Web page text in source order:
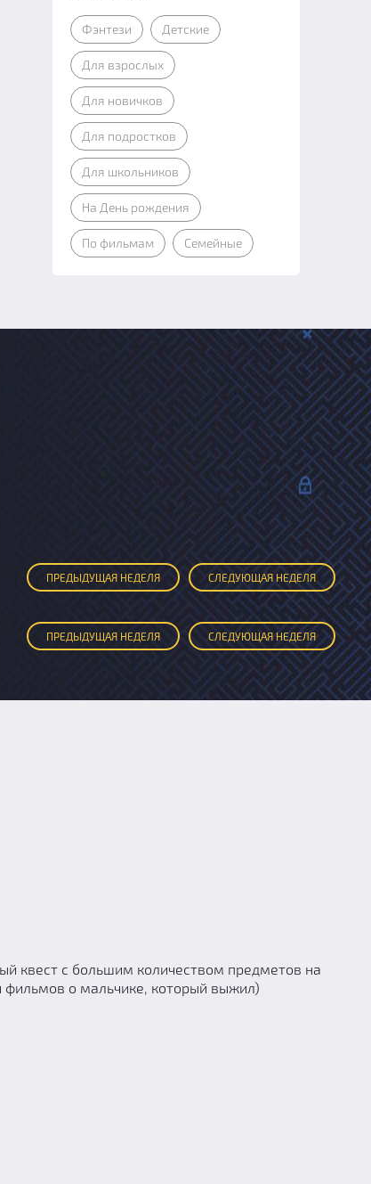
Фэнтези Детские
Для взрослых
Для новичков
Для подростков
Для школьников
На День рождения
По фильмам Семейные
ПРЕДЫДУЩАЯ НЕДЕЛЯ СЛЕДУЮЩАЯ НЕДЕЛЯ
ПРЕДЫДУЩАЯ НЕДЕЛЯ СЛЕДУЮЩАЯ НЕДЕЛЯ
квест с большим количеством предметов на
фильмов о мальчике, который выжил)